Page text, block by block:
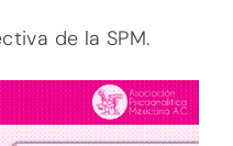
de la SPM.